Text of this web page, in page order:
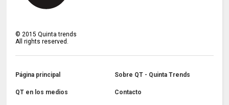
©2015 Quinta trends
All rights reserved.
Página principal Sobre QT - Quinta Trends
QT en los medios Contacto